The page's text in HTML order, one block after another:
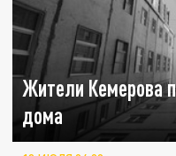
Жители Кемерова
дома